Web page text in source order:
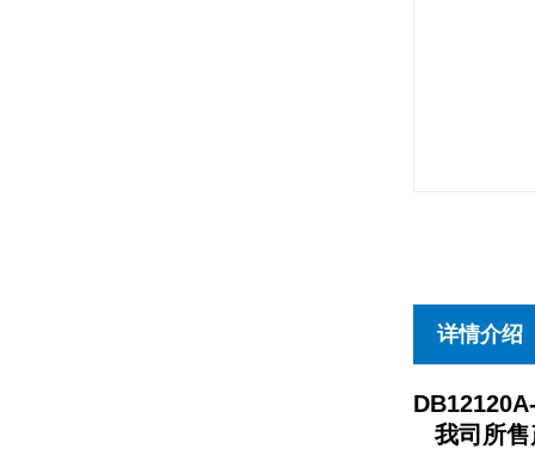
详情介绍
我司所售